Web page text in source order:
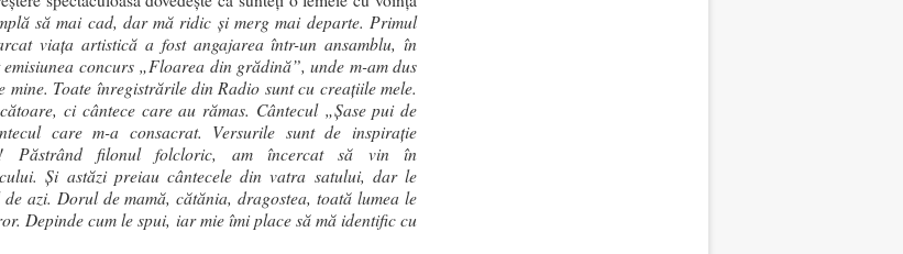
să mai cad, dar mă ridic şi merg mai departe. Primul
viaţa artistică a fost angajarea într-un ansamblu, în
concurs „Floarea din grădină”, unde m-am dus
mine. Toate înregistrările din Radio sunt cu creaţiile mele.
ci cântece care au rămas. Cântecul „Şase pui de
care m-a consacrat. Versurile sunt de inspiraţie
Păstrând filonul folcloric, am încercat să vin în
Şi astăzi preiau cântecele din vatra satului, dar le
azi. Dorul de mamă, cătănia, dragostea, toată lumea le
Depinde cum le spui, iar mie îmi place să mă identific cu